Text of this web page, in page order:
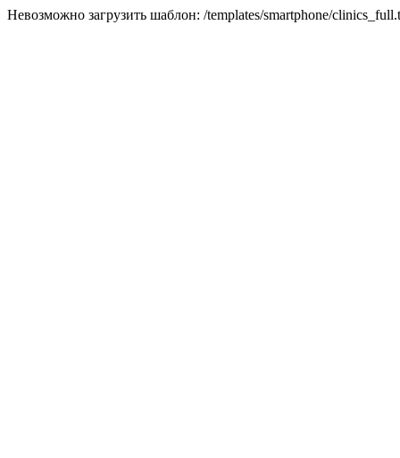
Невозможно загрузить шаблон: /templates/smartphone/